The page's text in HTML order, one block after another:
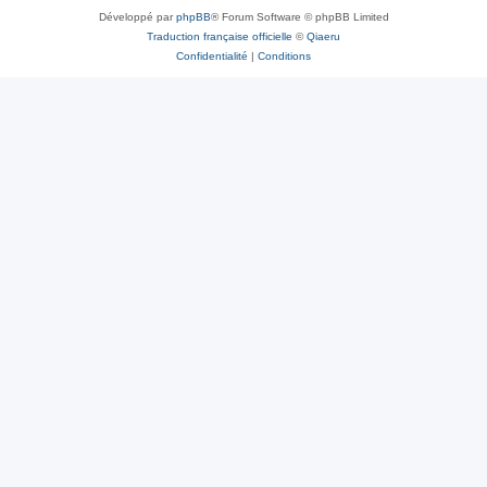
Développé parphpBB® Forum Software © phpBB Limited
Traduction française officielle ©Qiaeru
Confidentialité | Conditions